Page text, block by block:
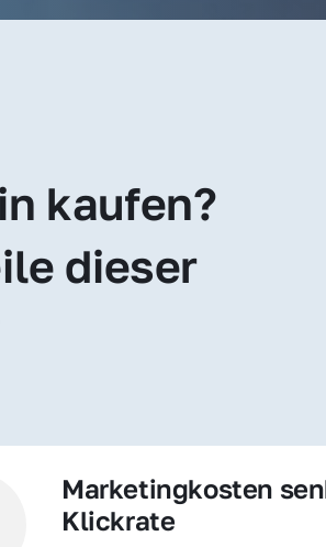
kaufen?
dieser
Marketingkosten
Klickrate